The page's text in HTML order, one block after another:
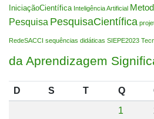
IniciaçãoCientífica Inteligência Artificial
Pesquisa PesquisaCientífica
RedeSACCI sequências didáticas SIEPE2023
da Aprendizagem
D S T Q
1